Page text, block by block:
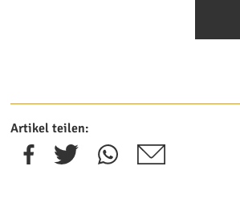
Artikel teilen: